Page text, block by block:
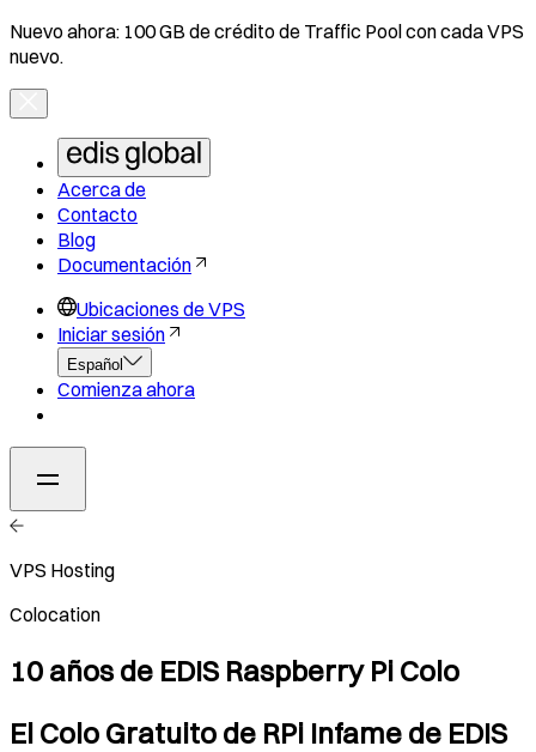
Nuevo ahora: 100 GB de crédito de Traffic Pool con cada VPS
nuevo.
Acerca de
Contacto
Blog
Documentación
Ubicaciones de VPS
Iniciar sesión
Español
Comienza ahora
VPS Hosting
Colocation
10 años de EDIS Raspberry Pi Colo
El Colo Gratuito de RPi Infame de EDIS